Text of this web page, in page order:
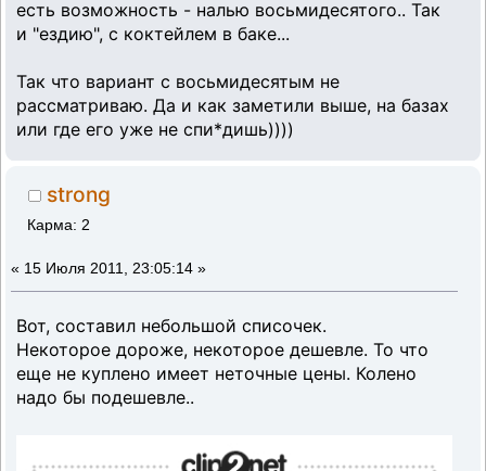
есть возможность - налью восьмидесятого.. Так
и "ездию", с коктейлем в баке...
Так что вариант с восьмидесятым не
рассматриваю. Да и как заметили выше, на базах
или где его уже не спи*дишь))))
strong
Карма: 2
« 15 Июля 2011, 23:05:14 »
Вот, составил небольшой списочек.
Некоторое дороже, некоторое дешевле. То что
еще не куплено имеет неточные цены. Колено
надо бы подешевле..